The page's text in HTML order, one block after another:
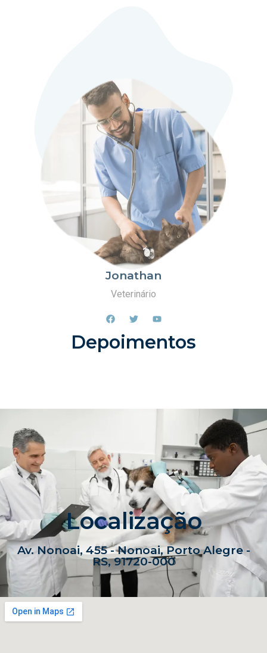
Jonathan
Veterinário
Depoimentos
Localização
Av. Nonoai, 455 - Nonoai, Porto Alegre -
RS, 91720-000